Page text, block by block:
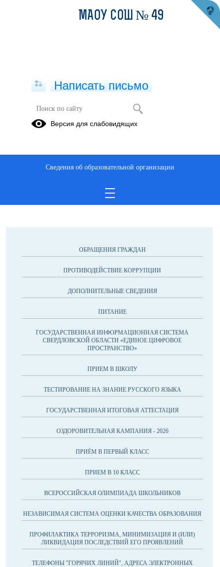
Формы документов, связанных с
противодействием коррупции, для
ОБРАЩЕНИЯ ГРАЖДАН
ПРОТИВОДЕЙСТВИЕ КОРРУПЦИИ
ДОПОЛНИТЕЛЬНЫЕ СВЕДЕНИЯ
ПИТАНИЕ
ГОСУДАРСТВЕННАЯ ИНФОРМАЦИОННАЯ СИСТЕМА
СВЕРДЛОВСКОЙ ОБЛАСТИ «ЕДИНОЕ ЦИФРОВОЕ
ПРОСТРАНСТВО»
ПРИЕМ В ШКОЛУ
ТЕСТИРОВАНИЕ НА ЗНАНИЕ РУССКОГО ЯЗЫКА
ГОСУДАРСТВЕННАЯ ИТОГОВАЯ АТТЕСТАЦИЯ
ОЗДОРОВИТЕЛЬНАЯ КАМПАНИЯ - 2026
ПРИЁМ В ПЕРВЫЙ КЛАСС
ПРИЕМ В 10 КЛАСС
ВСЕРОССИЙСКАЯ ОЛИМПИАДА ШКОЛЬНИКОВ
НЕЗАВИСИМАЯ СИСТЕМА ОЦЕНКИ КАЧЕСТВА ОБРАЗОВАНИЯ
ПРОФИЛАКТИКА ТЕРРОРИЗМА, МИНИМИЗАЦИЯ И (ИЛИ)
ЛИКВИДАЦИЯ ПОСЛЕДСТВИЙ ЕГО ПРОЯВЛЕНИЙ
ТЕЛЕФОНЫ "ГОРЯЧИХ ЛИНИЙ", АДРЕСА ЭЛЕКТРОННЫХ
МАОУ СОШ № 49
Написать письмо
Версия для слабовидящих
Сведения об образовательной организации